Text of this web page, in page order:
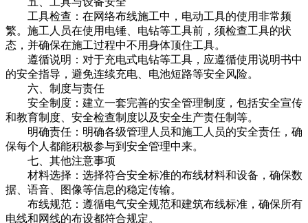
工具检查：在网络布线施工中，电动工具的使用非常频
繁。施工人员在使用电锤、电钻等工具前，须检查工具的状
态，并确保在施工过程中不用身体顶住工具。
遵循说明：对于充电式电钻等工具，应遵循使用说明书中
的安全指导，避免连续充电、电池短路等安全风险。
六、制度与责任
安全制度：建立一套完善的安全管理制度，包括安全宣传
和教育制度、安全检查制度以及安全生产责任制等。
明确责任：明确各级管理人员和施工人员的安全责任，确
保每个人都能积极参与到安全管理中来。
七、其他注意事项
材料选择：选择符合安全标准的布线材料和设备，确保数
据、语音、图像等信息的稳定传输。
布线规范：遵循电气安全规范和建筑布线标准，确保所有
电线和网线的布设都符合规定。